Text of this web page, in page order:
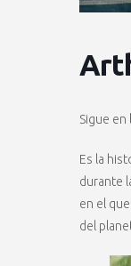
Sigue en
Es la
durante
en el
del